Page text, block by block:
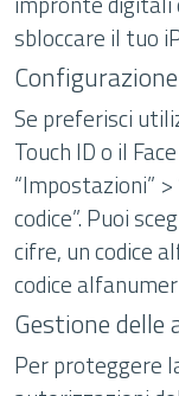
sbloccare il tuo
Se preferisci
Touch ID o il
“Impostazioni” >
codice”. Puoi
cifre, un codice
codice
Gestione delle
Per proteggere